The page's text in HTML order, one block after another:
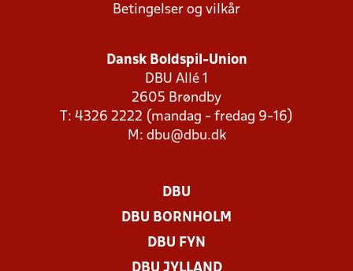
Betingelser og vilkår
Dansk Boldspil-Union
DBU Allé 1
2605 Brøndby
T: 4326 2222 (mandag - fredag 9-16)
M: dbu@dbu.dk
DBU
DBU BORNHOLM
DBU FYN